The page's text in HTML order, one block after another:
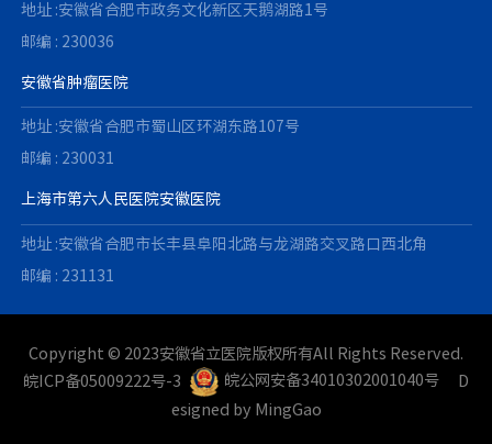
地址 :安徽省合肥市政务文化新区天鹅湖路1号
邮编 : 230036
安徽省肿瘤医院
地址 :安徽省合肥市蜀山区环湖东路107号
邮编 : 230031
上海市第六人民医院安徽医院
地址 :安徽省合肥市长丰县阜阳北路与龙湖路交叉路口西北角
邮编 : 231131
Copyright © 2023安徽省立医院版权所有All Rights Reserved.
皖ICP备05009222号-3
皖公网安备34010302001040号
D
esigned by MingGao